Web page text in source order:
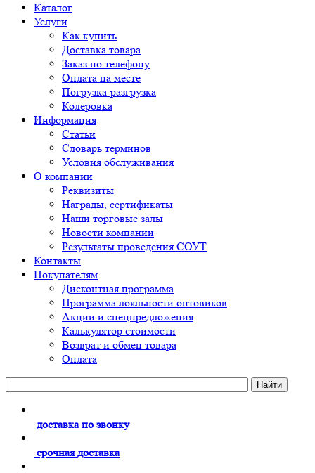
Каталог
Услуги
Как купить
Доставка товара
Заказ по телефону
Оплата на месте
Погрузка-разгрузка
Колеровка
Информация
Статьи
Словарь терминов
Условия обслуживания
О компании
Реквизиты
Награды, сертификаты
Наши торговые залы
Новости компании
Результаты проведения СОУТ
Контакты
Покупателям
Дисконтная программа
Программа лояльности оптовиков
Акции и спецпредложения
Калькулятор стоимости
Возврат и обмен товара
Оплата
доставка по звонку
срочная доставка